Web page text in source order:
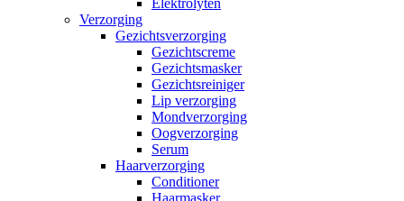
Elektrolyten
Verzorging
Gezichtsverzorging
Gezichtscreme
Gezichtsmasker
Gezichtsreiniger
Lip verzorging
Mondverzorging
Oogverzorging
Serum
Haarverzorging
Conditioner
Haarmasker